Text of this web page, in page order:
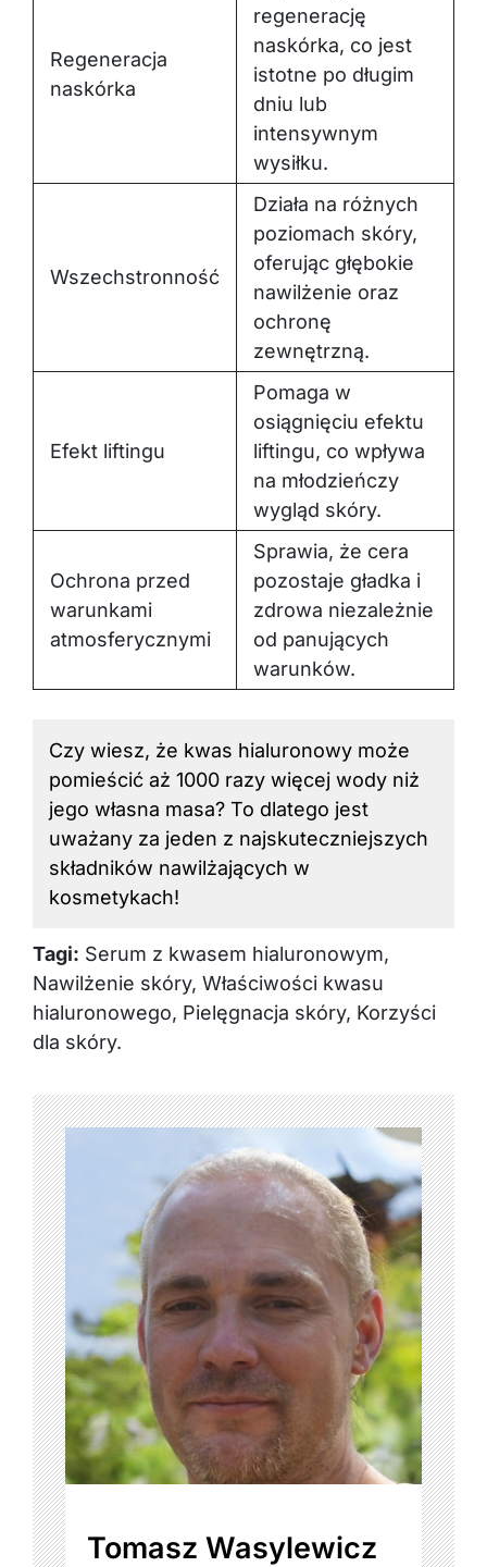
Regeneracja
naskórka
regenerację
naskórka, co jest
istotne po długim
dniu lub
intensywnym
wysiłku.
Wszechstronność
Działa na różnych
poziomach skóry,
oferując głębokie
nawilżenie oraz
ochronę
zewnętrzną.
Efekt liftingu
Pomaga w
osiągnięciu efektu
liftingu, co wpływa
na młodzieńczy
wygląd skóry.
Ochrona przed
warunkami
atmosferycznymi
Sprawia, że cera
pozostaje gładka i
zdrowa niezależnie
od panujących
warunków.
Czy wiesz, że kwas hialuronowy może
pomieścić aż 1000 razy więcej wody niż
jego własna masa? To dlatego jest
uważany za jeden z najskuteczniejszych
składników nawilżających w
kosmetykach!
Tagi: Serum z kwasem hialuronowym,
Nawilżenie skóry, Właściwości kwasu
hialuronowego, Pielęgnacja skóry, Korzyści
dla skóry.
Tomasz Wasylewicz